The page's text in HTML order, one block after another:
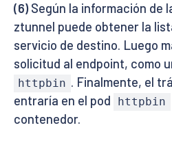
(6)Según la información de
ztunnel puede obtener la
servicio de destino. Luego
solicitud al endpoint, como
httpbin . Finalmente, el
entraría en el pod
httpbin
contenedor.